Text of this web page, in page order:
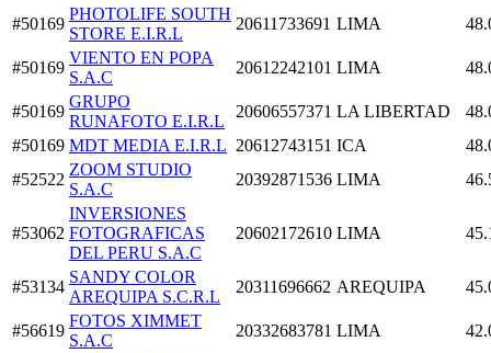
#50169
PHOTOLIFE SOUTH
STORE E.I.R.L
20611733691 LIMA
#50169
VIENTO EN POPA
S.A.C
20612242101 LIMA
#50169
GRUPO
RUNAFOTO E.I.R.L
20606557371 LA LIBERTAD
#50169 MDT MEDIA E.I.R.L 20612743151 ICA
#52522
ZOOM STUDIO
S.A.C
20392871536 LIMA
#53062
INVERSIONES
FOTOGRAFICAS
DEL PERU S.A.C
20602172610 LIMA
#53134
SANDY COLOR
AREQUIPA S.C.R.L
20311696662 AREQUIPA
#56619
FOTOS XIMMET
S.A.C
20332683781 LIMA